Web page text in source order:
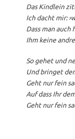
Das Kindlein
Ich dacht mir:
Dass man auch
Ihm keine
So gehet und
Und bringet
Geht nur fein
Auf dass Ihr
Geht nur fein